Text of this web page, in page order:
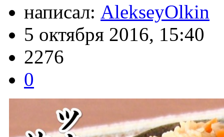
написал: AlekseyOlkin
5 октября 2016, 15:40
2276
0